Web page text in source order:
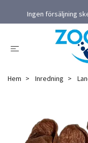
Ingen försäljning
Hem Inredning